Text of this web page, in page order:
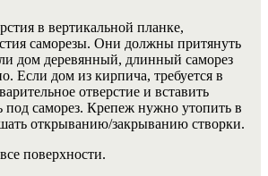
в вертикальной планке,
саморезы. Они должны притянуть
дом деревянный, длинный саморез
Если дом из кирпича, требуется в
отверстие и вставить
под саморез. Крепеж нужно утопить в
открыванию/закрыванию створки.
поверхности.